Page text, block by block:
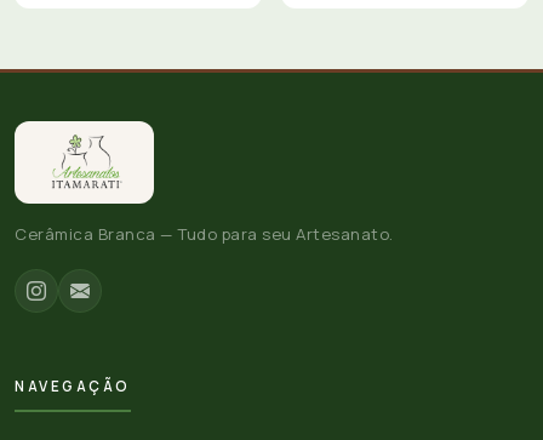
Cerâmica Branca — Tudo para seu Artesanato.
NAVEGAÇÃO